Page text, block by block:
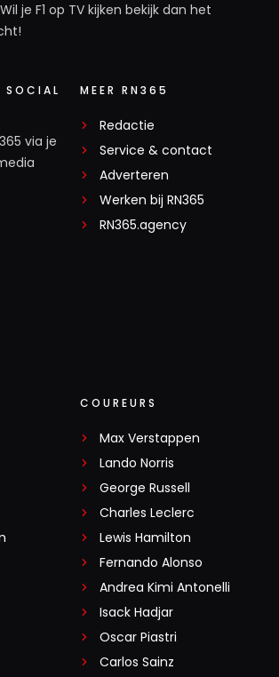
je F1 op TV kijken bekijk dan het
SOCIAL
via je
MEER RN365
Redactie
Service & contact
Adverteren
Werken bij RN365
RN365.agency
COUREURS
Max Verstappen
Lando Norris
George Russell
Charles Leclerc
Lewis Hamilton
Fernando Alonso
Andrea Kimi Antonelli
Isack Hadjar
Oscar Piastri
Carlos Sainz